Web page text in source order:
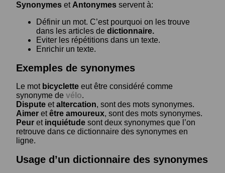
Synonymes et Antonymes servent à:
Définir un mot. C’est pourquoi on les trouve
dans les articles de dictionnaire.
Eviter les répétitions dans un texte.
Enrichir un texte.
Exemples de synonymes
Le mot bicyclette eut être considéré comme
synonyme de vélo.
Dispute etaltercation, sont des mots synonymes.
Aimer etêtre amoureux, sont des mots synonymes.
Peur et inquiétude sont deux synonymes que l’on
retrouve dans ce dictionnaire des synonymes en
ligne.
Usage d’un dictionnaire des synonymes